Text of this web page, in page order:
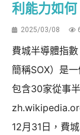
利能力如何
2025/03/08
費城半導體指
簡稱SOX）是
包含30家從事
12月31日，費